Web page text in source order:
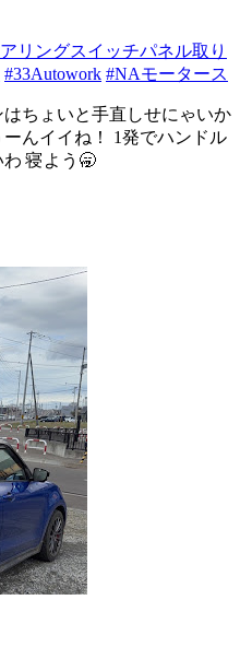
リングスイッチパネル取り
#33Autowork #NAモータース
ちょいと手直しせにゃいか
んイイね！ 1発でハンドル
寝よう🥱